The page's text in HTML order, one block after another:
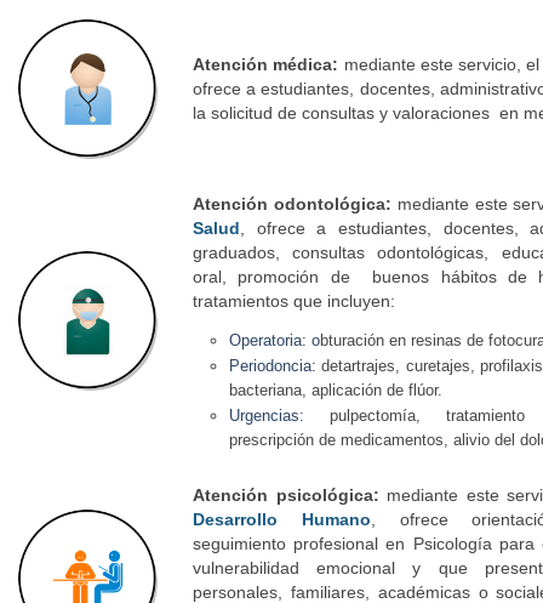
Atención médica: mediante este servicio,
ofrece a estudiantes, docentes,
la solicitud de consultas y valoraciones en
Atención odontológica: mediante este
Salud , ofrece a estudiantes, docentes,
graduados, consultas odontológicas,
oral, promoción de buenos hábitos
tratamientos que incluyen:
Operatoria: obturación en resinas de
Periodoncia: detartrajes, curetajes,
bacteriana, aplicación de flúor.
Urgencias: pulpectomía,
prescripción de medicamentos, alivio del
Atención psicológica: mediante este
Desarrollo Humano
ofrece
seguimiento profesional en Psicología para
vulnerabilidad emocional y que
personales, familiares, académicas o